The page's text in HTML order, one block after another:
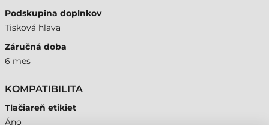
Podskupina doplnkov
Tisková hlava
Záručná doba
6 mes
KOMPATIBILITA
Tlačiareň etikiet
Áno